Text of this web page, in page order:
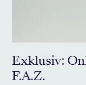
Exklusiv:
F.A.Z.